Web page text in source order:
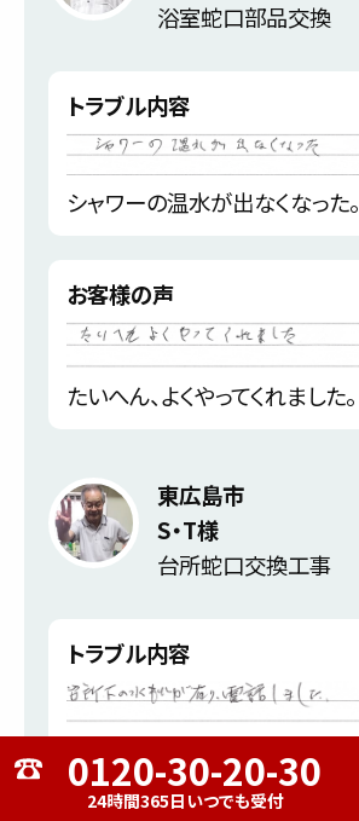
24時間365日いつでも受付
浴室蛇口部品交換
トラブル内容
シャワーの温水が出なくなった。
お客様の声
たいへん、よくやってくれました。
東広島市
S・T様
台所蛇口交換工事
トラブル内容